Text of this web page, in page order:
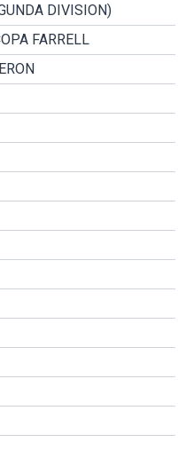
DIVISION)
FARRELL